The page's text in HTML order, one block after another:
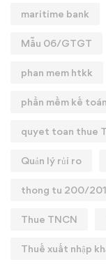
maritime bank
Mẫu 06/GTGT
phan mem htkk
phần mềm kế toán
quyet toan thue
Quản lý rủi ro
thong tu 200/
Thue TNCN
Thuế xuất nhập